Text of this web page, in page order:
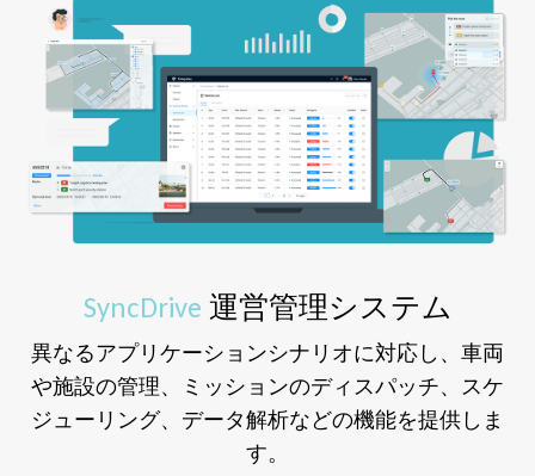
SyncDrive 運営管理システム
異なるアプリケーションシナリオに対応し、車両
や施設の管理、ミッションのディスパッチ、スケ
ジューリング、データ解析などの機能を提供しま
す。